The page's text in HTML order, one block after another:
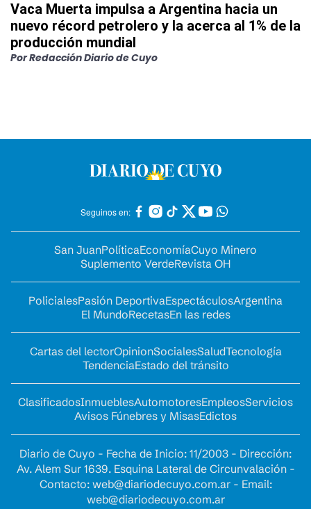
Vaca Muerta impulsa a Argentina hacia un
nuevo récord petrolero y la acerca al 1% de la
producción mundial
PorRedacción Diario de Cuyo
Seguinos en:
San JuanPolíticaEconomíaCuyo Minero
Suplemento VerdeRevista OH
PolicialesPasión DeportivaEspectáculosArgentina
El MundoRecetasEn las redes
Cartas del lectorOpinionSocialesSaludTecnología
TendenciaEstado del tránsito
ClasificadosInmueblesAutomotoresEmpleosServicios
Avisos Fúnebres y MisasEdictos
Diario de Cuyo - Fecha de Inicio: 11/2003 - Dirección:
Av. Alem Sur 1639. Esquina Lateral de Circunvalación -
Contacto: web@diariodecuyo.com.ar- Email:
web@diariodecuyo.com.ar